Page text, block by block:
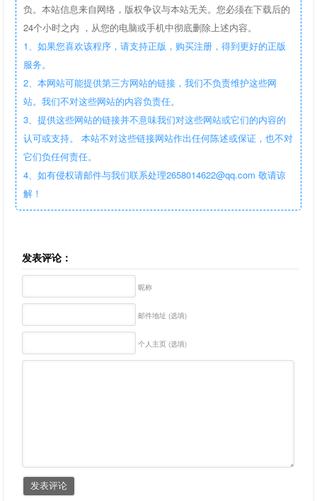
负。本站信息来自网络，版权争议与本站无关。您必须在下载后的
24个小时之内 ，从您的电脑或手机中彻底删除上述内容。
1、如果您喜欢该程序，请支持正版，购买注册，得到更好的正版
服务。
2、本网站可能提供第三方网站的链接，我们不负责维护这些网
站。我们不对这些网站的内容负责任。
3、提供这些网站的链接并不意味我们对这些网站或它们的内容的
认可或支持。 本站不对这些链接网站作出任何陈述或保证，也不对
它们负任何责任。
4、如有侵权请邮件与我们联系处理2658014622@qq.com 敬请谅
解！
发表评论：
昵称
邮件地址 (选填)
个人主页 (选填)